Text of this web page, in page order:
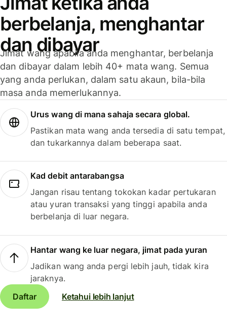
berbelanja, menghantar
dan dibayar
Jimat wang apabila anda menghantar, berbelanja
dan dibayar dalam lebih 40+ mata wang. Semua
yang anda perlukan, dalam satu akaun, bila-bila
masa anda memerlukannya.
Urus wang di mana sahaja secara global.
Pastikan mata wang anda tersedia di satu tempat,
dan tukarkannya dalam beberapa saat.
Kad debit antarabangsa
Jangan risau tentang tokokan kadar pertukaran
atau yuran transaksi yang tinggi apabila anda
berbelanja di luar negara.
Hantar wang ke luar negara, jimat pada yuran
Jadikan wang anda pergi lebih jauh, tidak kira
jaraknya.
Daftar
Ketahui lebih lanjut